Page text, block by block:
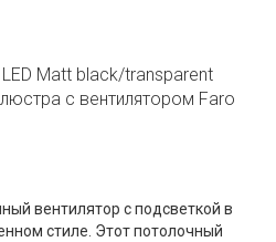
Matt black/transparent
с вентилятором Faro
вентилятор с подсветкой в
стиле. Этот потолочный